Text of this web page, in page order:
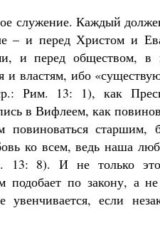
служение. Каждый
– и перед Христом и
и перед обществом, в
и властям, ибо
Рим. 13: 1), как
в Вифлеем, как
повиноваться старшим,
ко всем, ведь наша
13: 8). И не только
подобает по закону, а
если